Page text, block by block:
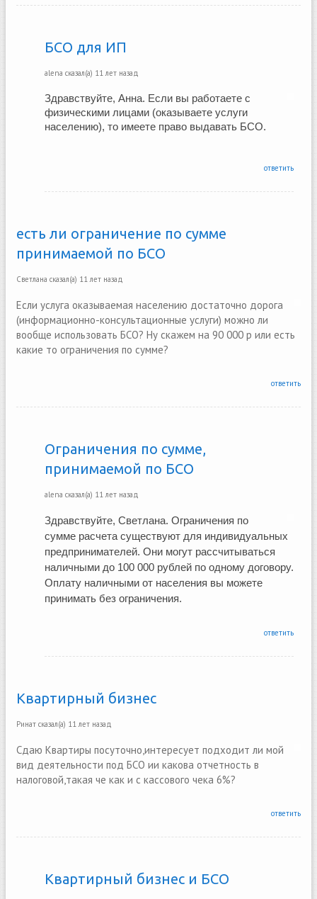
БСО для ИП
alena сказал(а) 11 лет назад
Здравствуйте, Анна. Если вы работаете с
физическими лицами (оказываете услуги
населению), то имеете право выдавать БСО.
ответить
есть ли ограничение по сумме
принимаемой по БСО
Светлана сказал(а) 11 лет назад
Если услуга оказываемая населению достаточно дорога
(информационно-консультационные услуги) можно ли
вообще использовать БСО? Ну скажем на 90 000 р или есть
какие то ограничения по сумме?
ответить
Ограничения по сумме,
принимаемой по БСО
alena сказал(а) 11 лет назад
Здравствуйте, Светлана. Ограничения по
сумме расчета существуют для индивидуальных
предпринимателей. Они могут рассчитываться
наличными до 100 000 рублей по одному договору.
Оплату наличными от населения вы можете
принимать без ограничения.
ответить
Квартирный бизнес
Ринат сказал(а) 11 лет назад
Сдаю Квартиры посуточно,интересует подходит ли мой
вид деятельности под БСО ии какова отчетность в
налоговой,такая че как и с кассового чека 6%?
ответить
Квартирный бизнес и БСО